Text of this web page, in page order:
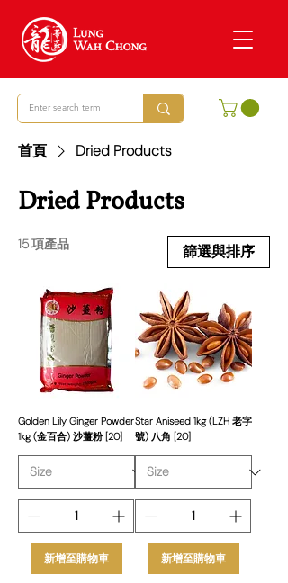
首頁 Dried Products
Dried Products
15 項產品 篩選與排序
Golden Lily Ginger Powder
1kg (金百合) 沙薑粉 [20]
新增至購物車
Star Aniseed 1kg (LZH 老字
號) 八角 [20]
新增至購物車